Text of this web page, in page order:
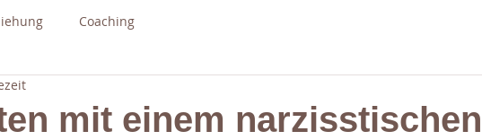
Coaching
mit einem narzisstischen